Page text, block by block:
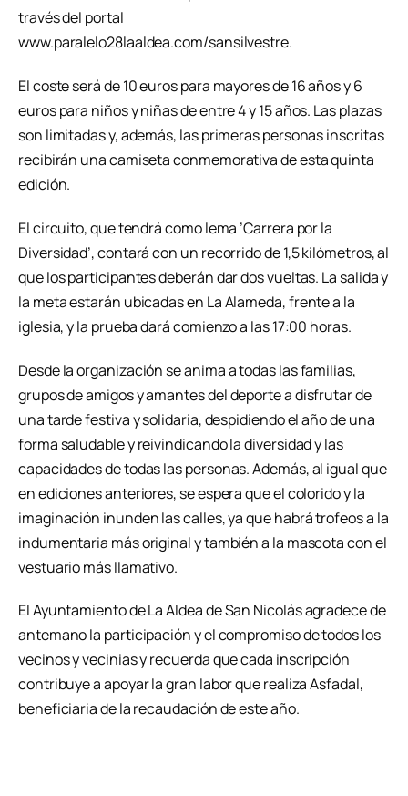
través del portal
www.paralelo28laaldea.com/sansilvestre.
El coste será de 10 euros para mayores de 16 años y 6
euros para niños y niñas de entre 4 y 15 años. Las plazas
son limitadas y, además, las primeras personas inscritas
recibirán una camiseta conmemorativa de esta quinta
edición.
El circuito, que tendrá como lema ’Carrera por la
Diversidad’, contará con un recorrido de 1,5 kilómetros, al
que los participantes deberán dar dos vueltas. La salida y
la meta estarán ubicadas en La Alameda, frente a la
iglesia, y la prueba dará comienzo a las 17:00 horas.
Desde la organización se anima a todas las familias,
grupos de amigos y amantes del deporte a disfrutar de
una tarde festiva y solidaria, despidiendo el año de una
forma saludable y reivindicando la diversidad y las
capacidades de todas las personas. Además, al igual que
en ediciones anteriores, se espera que el colorido y la
imaginación inunden las calles, ya que habrá trofeos a la
indumentaria más original y también a la mascota con el
vestuario más llamativo.
El Ayuntamiento de La Aldea de San Nicolás agradece de
antemano la participación y el compromiso de todos los
vecinos y vecinias y recuerda que cada inscripción
contribuye a apoyar la gran labor que realiza Asfadal,
beneficiaria de la recaudación de este año.